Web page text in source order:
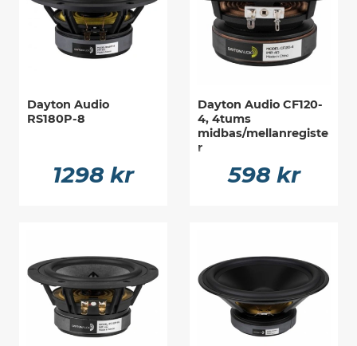
Dayton Audio
RS180P-8
1298 kr
Dayton Audio CF120-
4, 4tums
midbas/mellanregiste
r
598 kr